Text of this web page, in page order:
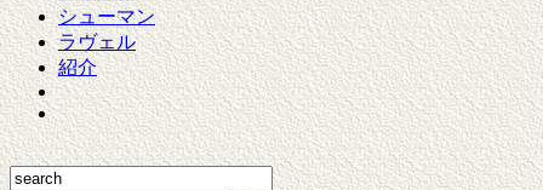
シューマン
ラヴェル
紹介